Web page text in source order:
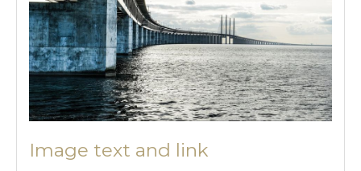
Image text and link